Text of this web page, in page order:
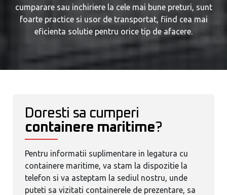
cumparare sau inchiriere la cele mai bune preturi, sunt
foarte practice si usor de transportat, fiind cea mai
eficienta solutie pentru orice tip de afacere.
Doresti sa cumperi
containere maritime?
Pentru informatii suplimentare in legatura cu
containere maritime, va stam la dispozitie la
telefon si va asteptam la sediul nostru, unde
puteti sa vizitati containerele de prezentare, sa